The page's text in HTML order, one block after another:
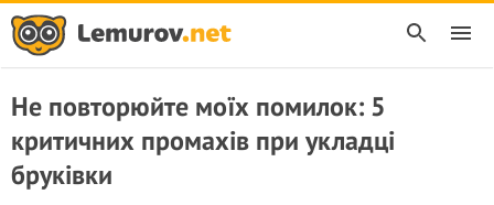
Не повторюйте моїх помилок: 5
критичних промахів при укладці
бруківки